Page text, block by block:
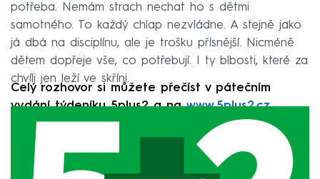
potřeba. Nemám strach nechat ho s dětmi
samotného. To každý chlap nezvládne. A stejně jako
já dbá na ­disciplínu, ale je trošku přísnější. Nicméně
dětem dopřeje vše, co potřebují. I ty blbosti, které za
chvíli jen leží ve­ skříni.
Celý rozhovor si můžete přečíst v pátečním
vydání týdeníku 5plus2 a nawww.5plus2.cz.